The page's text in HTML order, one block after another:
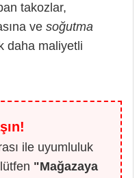
takozlar,
ve soğutma
daha maliyetli
ile uyumluluk
"Mağazaya